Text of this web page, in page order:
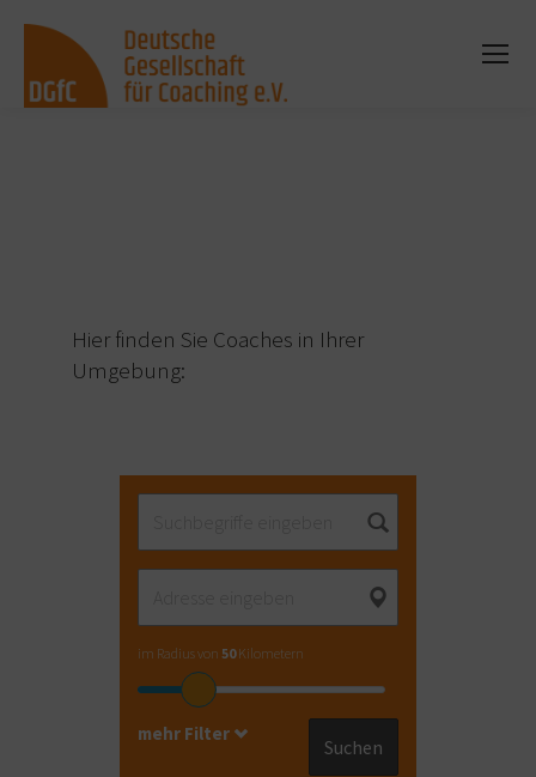
Hier finden Sie Coaches in Ihrer
Umgebung:
im Radius von 50Kilometern
Suchen
mehr Filter